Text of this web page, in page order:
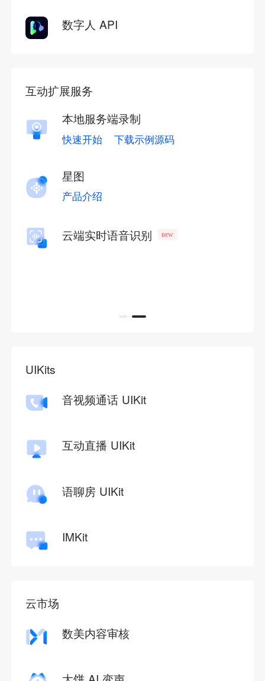
数字人 API
互动扩展服务
本地服务端录制
快速开始 下载示例源码
星图
产品介绍
云端实时语音识别 new
UIKits
音视频通话 UIKit
互动直播 UIKit
语聊房 UIKit
IMKit
云市场
数美内容审核